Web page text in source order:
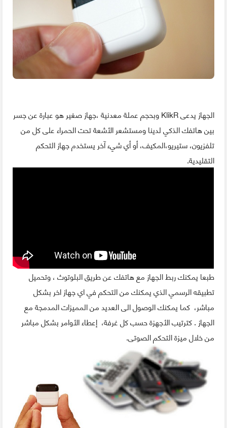
الجهاز يدعى KlikR وبحجم عملة معدنية ،جهاز صغير هو عبارة عن جسر
بين هاتفك الذكي لدينا ومستشعر الأشعة تحت الحمراء على كل من
تلفزيون، ستيريو،المكيف، أو أي شيء آخر يستخدم جهاز التحكم
التقليدية.
طبعا يمكنك ربط الجهاز مع هاتفك عن طريق البلوتوث ، وتحميل
تطبيقه الرسمي الذي يمكنك من التحكم في اي جهاز اخر بشكل
مباشر، كما يمكنك الوصول الى العديد من المميزات المدمجة مع
الجهاز . كترتيب الأجهزة حسب كل غرفة، إعطاء الأوامر بشكل مباشر
من خلال ميزة التحكم الصوتى.